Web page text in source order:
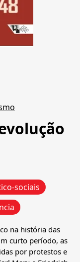
sociais
na história das
curto período, as
por protestos e